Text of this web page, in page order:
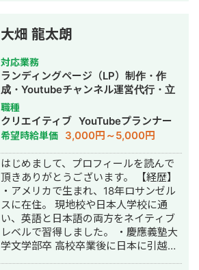
媒体 ・リスティング検索広告(Google
／Yahoo!／Microsoft) ・ディスプレイ
広告(Google／Yahoo!) ・YouTube広告
・その他Google広告メニュー(PMAX・
デマンド・ショッピング) ・Meta広告
(Facebook & Instagram) ・LINE広告
・X(旧Twitter)広告 ・Tiktok広告 ・
SmartNews広告 ■これまで携わった
案件のジャンル ・不動産(賃貸、ハウス
メーカー、投資) ・美容クリニック ・
SaaS(人材、業務管理) ・フランチャイ
ズ加盟開発 ・化粧品 ・店舗（フィット
ネス・ピラティス） ・自社求人 ・スク
ール/研修(AI関連、SNS、資格講座) ・
金融 etc... ■ご依頼可能な目的別事例
・クリエイティブ制作 ・運用改善の壁
打ち ・初期設定の代行やレクチャー ・
コンバージョンを増やしたい（LINE登
す。 広告・SEO・SNSで新規流入を獲
得 → LP・導線設計でLINEに誘導 → 教
育 → CV この全体フローの設計・実行
が強みです。 ▼対応ツール・領域 GA4
/ GTM / Looker Studio / Lステップ・L
Message（エルメ）/ LP制作 / バナ
ー・動画制作 / SEO / SNS運用 ▼対応
可能な広告媒体 Google広告（検索・デ
ィスプレイ・P-MAX・YouTube）/
Yahoo!広告 / Meta広告（Facebook・
Instagram）/ LINE広告 / TikTok広告 /
X広告 / SmartNews広告 / Outbrain /
Taboola ▼代表的な実績 ・Meta広告で
ROI維持のまま月予算200万→1,200万
円まで拡大（オンラインアシスタント
事業） ・LINE友だち約9,700人獲得、
テイクアウト売上前年比121%達成（飲
食チェーン） ▼得意業界 店舗系（飲
大畑 龍太朗
対応業務
ランディングページ（LP）制作・作
成・Youtubeチャンネル運営代行・立
ち上げ・ECサイト構築・ネットショッ
プ作成代行・SEO対策・SNS運用代
行・記事作成代行・ライティング・翻
訳・ホームページ制作・作成・オウン
ドメディア制作・構築・運用代行・動
画制作・動画編集
職種
クリエイティブ YouTubeプランナー
希望時給単価 3,000円～5,000円
はじめまして、プロフィールを読んで
頂きありがとうございます。 【経歴】
・アメリカで生まれ、18年ロサンゼル
スに在住。 現地校や日本人学校に通
い、英語と日本語の両方をネイティブ
レベルで習得しました。 ・慶應義塾大
学文学部卒 高校卒業後に日本に引越